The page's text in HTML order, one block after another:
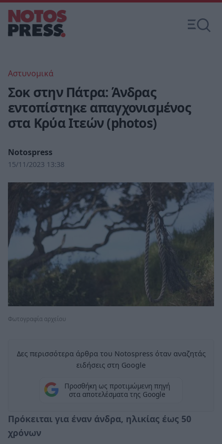
Αστυνομικά
Σοκ στην Πάτρα: Άνδρας
εντοπίστηκε απαγχονισμένος
στα Κρύα Ιτεών (photos)
Notospress
15/11/2023 13:38
Φωτογραφία αρχείου
Δες περισσότερα άρθρα του Notospress όταν αναζητάς
ειδήσεις στη Google
Προσθήκη ως προτιμώμενη πηγή
στα αποτελέσματα της Google
Πρόκειται για έναν άνδρα, ηλικίας έως 50
χρόνων